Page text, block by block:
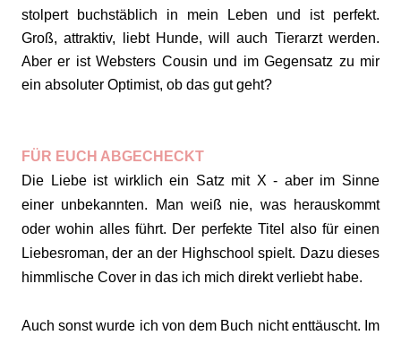
stolpert buchstäblich in mein Leben und ist perfekt.
Groß, attraktiv, liebt Hunde, will auch Tierarzt werden.
Aber er ist Websters Cousin und im Gegensatz zu mir
ein absoluter Optimist, ob das gut geht?
FÜR EUCH ABGECHECKT
Die Liebe ist wirklich ein Satz mit X - aber im Sinne
einer unbekannten. Man weiß nie, was herauskommt
oder wohin alles führt. Der perfekte Titel also für einen
Liebesroman, der an der Highschool spielt. Dazu dieses
himmlische Cover in das ich mich direkt verliebt habe.
Auch sonst wurde ich von dem Buch nicht enttäuscht. Im